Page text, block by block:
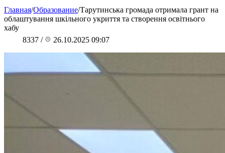
Главная/Образование/Тарутинська громада отримала грант на
облаштування шкільного укриття та створення освітнього
хабу
8337 / 26.10.2025 09:07